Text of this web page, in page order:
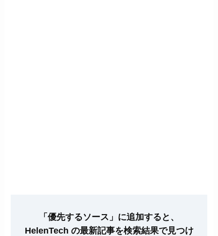
「優先するソース」に追加すると、
HelenTech の最新記事を検索結果で見つけ